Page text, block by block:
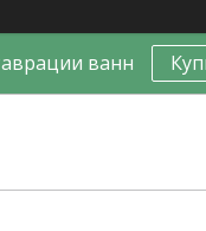
ванн